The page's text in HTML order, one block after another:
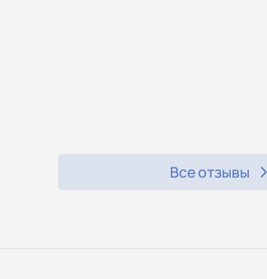
Все отзывы